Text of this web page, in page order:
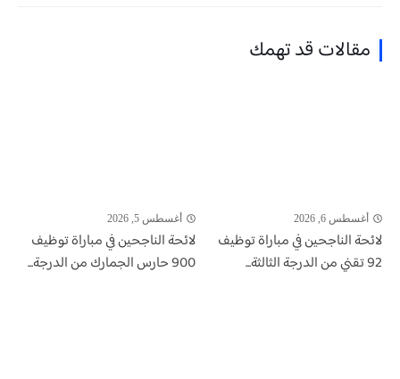
مقالات قد تهمك
أغسطس 6, 2026
لائحة الناجحين في مباراة توظيف
92 تقني من الدرجة الثالثة...
أغسطس 5, 2026
لائحة الناجحين في مباراة توظيف
900 حارس الجمارك من الدرجة...